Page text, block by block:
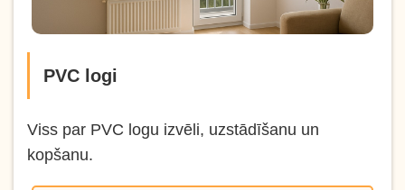
PVC logi
Viss par PVC logu izvēli, uzstādīšanu un
kopšanu.